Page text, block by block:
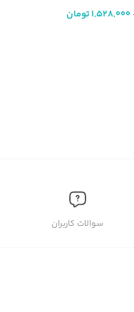
1,528,000تومان
سوالات کاربران